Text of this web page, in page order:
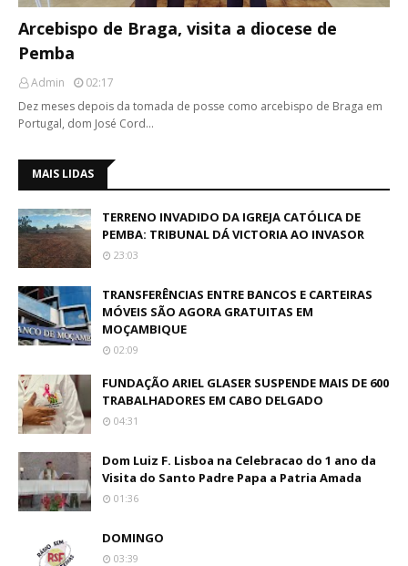
Arcebispo de Braga, visita a diocese de
Pemba
Admin
02:17
Dez meses depois da tomada de posse como arcebispo de Braga em
Portugal, dom José Cord…
MAIS LIDAS
TERRENO INVADIDO DA IGREJA CATÓLICA DE
PEMBA: TRIBUNAL DÁ VICTORIA AO INVASOR
23:03
TRANSFERÊNCIAS ENTRE BANCOS E CARTEIRAS
MÓVEIS SÃO AGORA GRATUITAS EM
MOÇAMBIQUE
02:09
FUNDAÇÃO ARIEL GLASER SUSPENDE MAIS DE 600
TRABALHADORES EM CABO DELGADO
04:31
Dom Luiz F. Lisboa na Celebracao do 1 ano da
Visita do Santo Padre Papa a Patria Amada
01:36
DOMINGO
03:39